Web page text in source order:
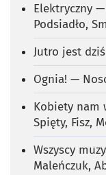
Elektryczny
Podsiadło,
Jutro jest
Ognia! —
Kobiety nam
Spięty, Fisz,
Wszyscy
Maleńczuk,